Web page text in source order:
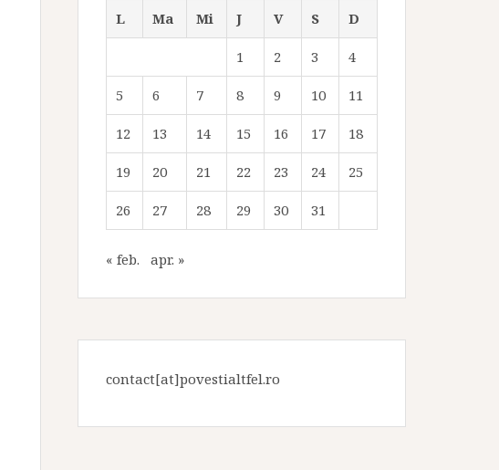
L
Ma Mi J V S D
1 2 3 4
5 6 7 8 9 10 11
12 13 14 15 16 17 18
19 20 21 22 23 24 25
26 27 28 29 30 31
« feb. apr. »
contact[at]povestialtfel.ro